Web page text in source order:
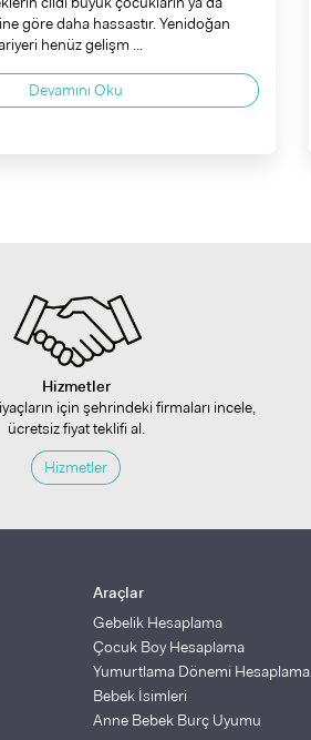
göre daha hassastır. Yenidoğan
henüz gelişm ...
Devamını Oku
Hizmetler
için şehrindeki firmaları incele,
ücretsiz fiyat teklifi al.
Hizmetler
Araçlar
Gebelik Hesaplama
Çocuk Boy Hesaplama
Yumurtlama Dönemi Hesaplama
Bebek İsimleri
Anne Bebek Burç Uyumu